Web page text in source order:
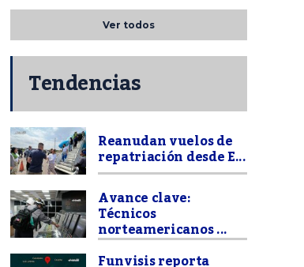
Ver todos
Tendencias
Reanudan vuelos de
repatriación desde E...
Avance clave:
Técnicos
norteamericanos ...
Funvisis reporta